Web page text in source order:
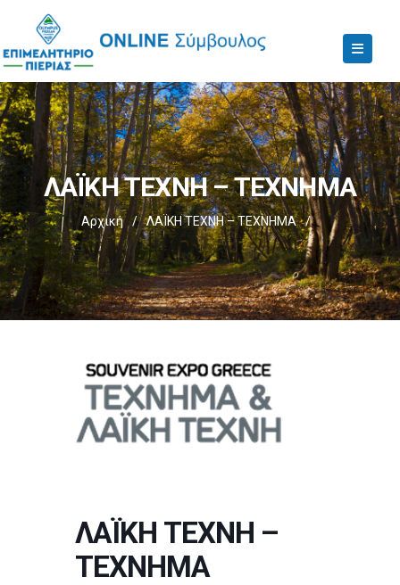
ΛΑΪΚΗ ΤΕΧΝΗ – ΤΕΧΝΗΜΑ
Αρχική / ΛΑΪΚΗ ΤΕΧΝΗ – ΤΕΧΝΗΜΑ /
ΛΑΪΚΗ ΤΕΧΝΗ –
ΤΕΧΝΗΜΑ